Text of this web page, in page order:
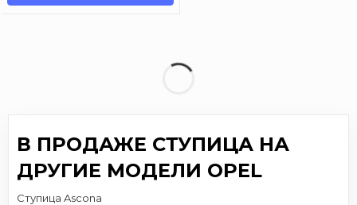
В ПРОДАЖЕ СТУПИЦА НА
ДРУГИЕ МОДЕЛИ OPEL
Ступица Ascona